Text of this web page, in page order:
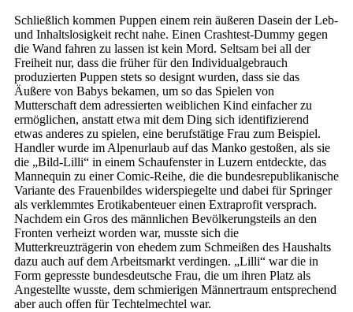
Schließlich kommen Puppen einem rein äußeren Dasein der Leb-
und Inhaltslosigkeit recht nahe. Einen Crashtest-Dummy gegen
die Wand fahren zu lassen ist kein Mord. Seltsam bei all der
Freiheit nur, dass die früher für den Individualgebrauch
produzierten Puppen stets so designt wurden, dass sie das
Äußere von Babys bekamen, um so das Spielen von
Mutterschaft dem adressierten weiblichen Kind einfacher zu
ermöglichen, anstatt etwa mit dem Ding sich identifizierend
etwas anderes zu spielen, eine berufstätige Frau zum Beispiel.
Handler wurde im Alpenurlaub auf das Manko gestoßen, als sie
die „Bild-Lilli“ in einem Schaufenster in Luzern entdeckte, das
Mannequin zu einer Comic-Reihe, die die bundesrepublikanische
Variante des Frauenbildes widerspiegelte und dabei für Springer
als verklemmtes Erotikabenteuer einen Extraprofit versprach.
Nachdem ein Gros des männlichen Bevölkerungsteils an den
Fronten verheizt worden war, musste sich die
Mutterkreuzträgerin von ehedem zum Schmeißen des Haushalts
dazu auch auf dem Arbeitsmarkt verdingen. „Lilli“ war die in
Form gepresste bundesdeutsche Frau, die um ihren Platz als
Angestellte wusste, dem schmierigen Männertraum entsprechend
aber auch offen für Techtelmechtel war.